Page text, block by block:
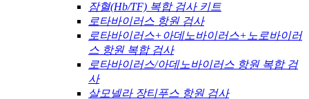
잠혈(Hb/TF) 복합 검사 키트
로타바이러스 항원 검사
로타바이러스+아데노바이러스+노로바이러
스 항원 복합 검사
로타바이러스/아데노바이러스 항원 복합 검
사
살모넬라 장티푸스 항원 검사